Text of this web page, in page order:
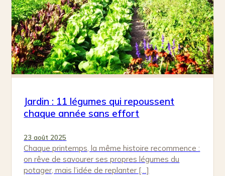
Jardin : 11 légumes qui repoussent
chaque année sans effort
23 août 2025
Chaque printemps, la même histoire recommence :
on rêve de savourer ses propres légumes du
potager, mais l’idée de replanter […]